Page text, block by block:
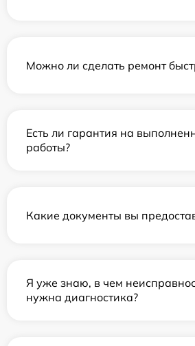
Можно ли сделать ремонт
Есть ли гарантия на
работы?
Какие документы вы
Я уже знаю, в чем
нужна диагностика?